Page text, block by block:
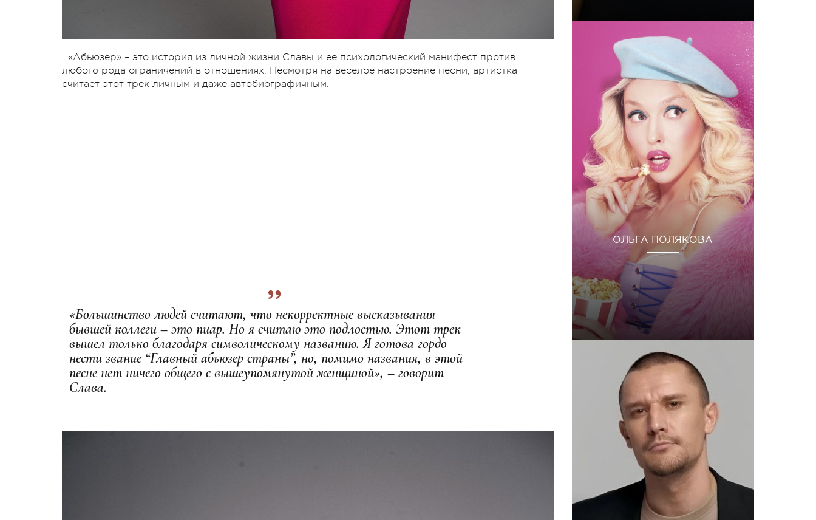
«Абьюзер» – это история из личной жизни Славы и ее психологический манифест против
любого рода ограничений в отношениях. Несмотря на веселое настроение песни, артистка
считает этот трек личным и даже автобиографичным.
«Большинство людей считают, что некорректные высказывания
бывшей коллеги – это пиар. Но я считаю это подлостью. Этот трек
вышел только благодаря символическому названию. Я готова гордо
нести звание “Главный абьюзер страны”, но, помимо названия, в этой
песне нет ничего общего с вышеупомянутой женщиной», – говорит
Слава.
ОЛЬГА ПОЛЯКОВА